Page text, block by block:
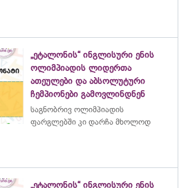
„ეტალონის“ ინგლისური ენის
ოლიმპიადის ლიდერთა
ათეულები და აბსოლუტური
ჩემპიონები გამოვლინდნენ
საგნობრივ ოლიმპიადის
ფარგლებში კი დარჩა მხოლოდ
„ეტალონის“ ინგლისური ენის